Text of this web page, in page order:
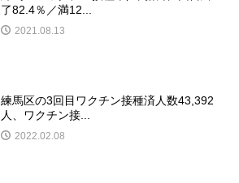
了82.4％／満12...
2021.08.13
練馬区の3回目ワクチン接種済人数43,392
人、ワクチン接...
2022.02.08